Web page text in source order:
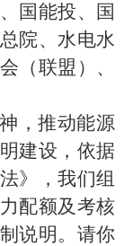
国能投、国
院、水电水
（联盟）、
，推动能源
建设，依据
》，我们组
配额及考核
说明。请你